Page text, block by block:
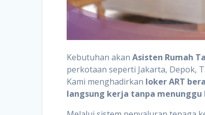
Kebutuhan akanAsisten Rumah
perkotaan seperti Jakarta, Depok,
Kami menghadirkan loker ART
langsung kerja tanpa menunggu